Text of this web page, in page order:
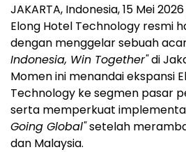
JAKARTA, Indonesia, 15 Mei
Elong Hotel Technology resmi
dengan menggelar sebuah
Indonesia, Win Together"di
Momen ini menandai ekspansi
Technology ke segmen pasar
serta memperkuat
Going Global"setelah
dan Malaysia.